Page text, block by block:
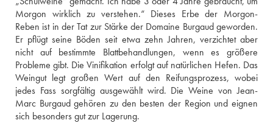
Morgon wirklich zu verstehen.“ Dieses Erbe der Morgon-
Reben ist in der Tat zur Stärke der Domaine Burgaud geworden.
Er pflügt seine Böden seit etwa zehn Jahren, verzichtet aber
nicht auf bestimmte Blattbehandlungen, wenn es größere
Probleme gibt. Die Vinifikation erfolgt auf natürlichen Hefen. Das
Weingut legt großen Wert auf den Reifungsprozess, wobei
jedes Fass sorgfältig ausgewählt wird. Die Weine von Jean-
Marc Burgaud gehören zu den besten der Region und eignen
sich besonders gut zur Lagerung.